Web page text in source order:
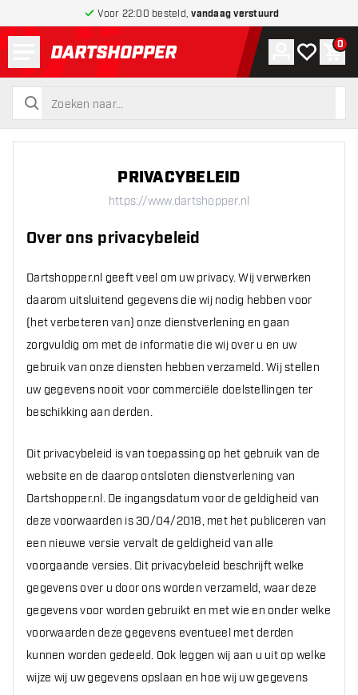
Voor 22:00 besteld,vandaag verstuurd
terug naar home pagina
zoeken
zoeken
Account
Mijn 0
PRIVACYBELEID
https://www.dartshopper.nl
Over ons privacybeleid
Dartshopper.nl geeft veel om uw privacy. Wij verwerken
daarom uitsluitend gegevens die wij nodig hebben voor
(het verbeteren van) onze dienstverlening en gaan
zorgvuldig om met de informatie die wij over u en uw
gebruik van onze diensten hebben verzameld. Wij stellen
uw gegevens nooit voor commerciële doelstellingen ter
beschikking aan derden.
Dit privacybeleid is van toepassing op het gebruik van de
website en de daarop ontsloten dienstverlening van
Dartshopper.nl. De ingangsdatum voor de geldigheid van
deze voorwaarden is 30/04/2018, met het publiceren van
een nieuwe versie vervalt de geldigheid van alle
voorgaande versies. Dit privacybeleid beschrijft welke
gegevens over u door ons worden verzameld, waar deze
gegevens voor worden gebruikt en met wie en onder welke
voorwaarden deze gegevens eventueel met derden
kunnen worden gedeeld. Ook leggen wij aan u uit op welke
wijze wij uw gegevens opslaan en hoe wij uw gegevens